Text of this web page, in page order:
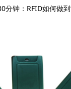
分钟：RFID如何做到